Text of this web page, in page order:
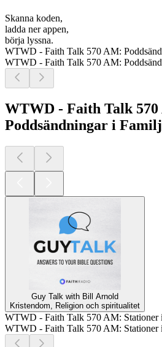
Skanna koden,
ladda ner appen,
börja lyssna.
WTWD - Faith Talk 570 AM:
WTWD - Faith Talk 570 AM:
WTWD - Faith Talk
Poddsändningar i Familj
Guy Talk with Bill Arnold
Kristendom, Religion och spiritualitet
WTWD - Faith Talk 570 AM: Stationer
WTWD - Faith Talk 570 AM: Stationer